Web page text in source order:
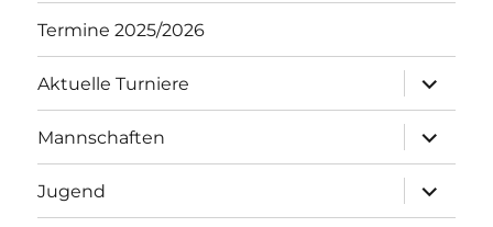
Termine 2025/2026
Aktuelle Turniere
öffnen
Mannschaften
öffnen
Jugend
öffnen